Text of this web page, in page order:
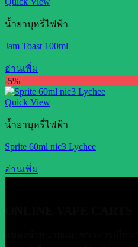
น้ำยาบุหรี่ไฟฟ้า
Jam Toast 100ml
อ่านเพิ่ม
-5%
Quick View
น้ำยาบุหรี่ไฟฟ้า
Sprite 60ml nic3 Lychee
อ่านเพิ่ม